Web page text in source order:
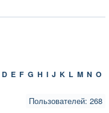
D E F G H I J K L M N O
Пользователей: 268